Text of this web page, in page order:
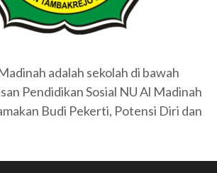
adalah sekolah di bawah
Pendidikan Sosial NU Al Madinah
Budi Pekerti, Potensi Diri dan